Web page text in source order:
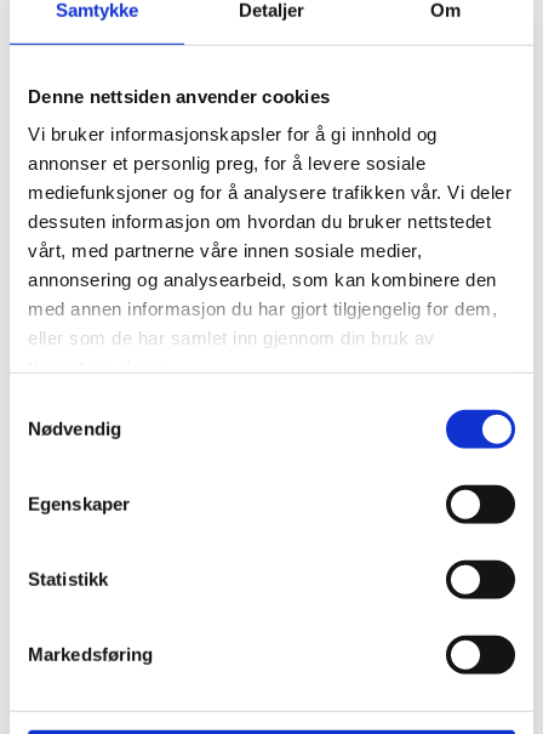
Samtykke Detaljer Om
Denne nettsiden anvender cookies
Vi bruker informasjonskapsler for å gi innhold og
annonser et personlig preg, for å levere sosiale
mediefunksjoner og for å analysere trafikken vår. Vi deler
dessuten informasjon om hvordan du bruker nettstedet
vårt, med partnerne våre innen sosiale medier,
annonsering og analysearbeid, som kan kombinere den
med annen informasjon du har gjort tilgjengelig for dem,
eller som de har samlet inn gjennom din bruk av
Nødvendig
Egenskaper
Statistikk
Markedsføring